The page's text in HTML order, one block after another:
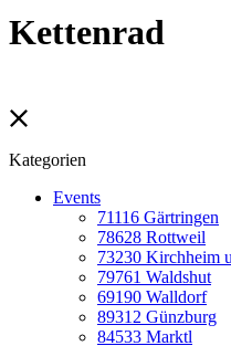
Kettenrad
Kategorien
Events
71116 Gärtringen
78628 Rottweil
73230 Kirchheim
79761 Waldshut
69190 Walldorf
89312 Günzburg
84533 Marktl